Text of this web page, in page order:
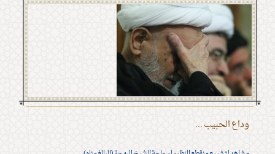
وداع الحبيب ...